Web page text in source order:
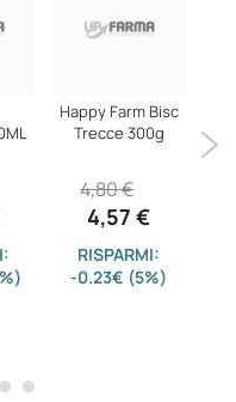
Happy Farm Bisc
Trecce 300g
4,57 €
4,80 €
RISPARMI:
-0.23€ (5%)